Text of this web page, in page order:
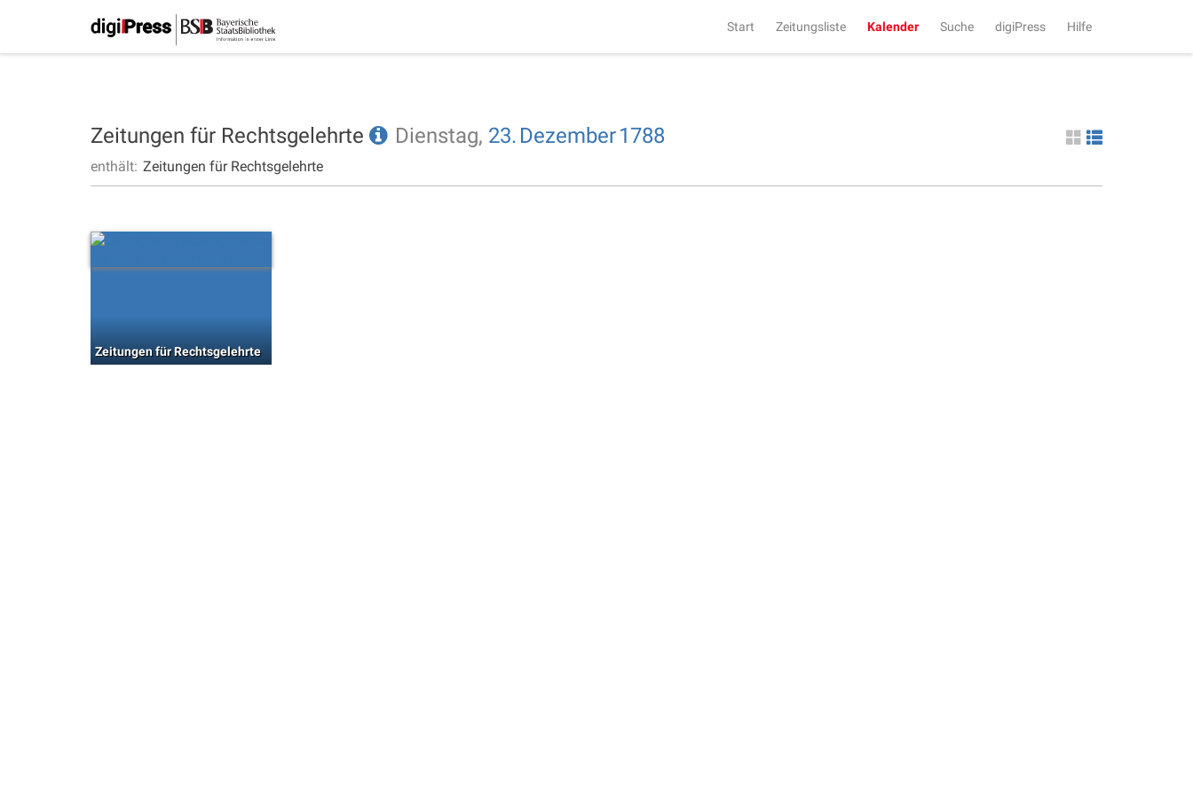
Start Zeitungsliste Kalender Suche digiPress Hilfe
Zeitungen für Rechtsgelehrte Dienstag, 23. Dezember1788
enthält: Zeitungen für Rechtsgelehrte
Zeitungen für Rechtsgelehrte